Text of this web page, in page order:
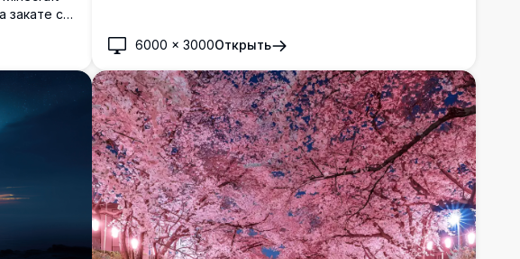
закате со
и
6000 × 3000Открыть